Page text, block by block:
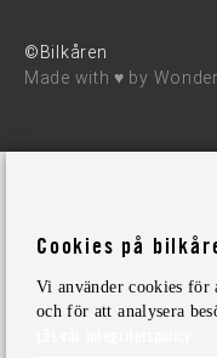
©Bilkåren
Made with ♥ by
Cookies på
Vi använder cookies för
och för att analysera